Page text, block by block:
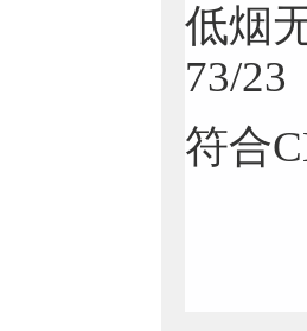
低烟
73/23
符合